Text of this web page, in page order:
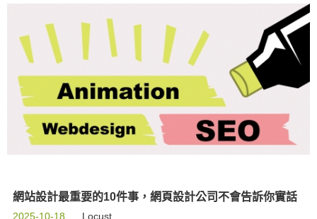
網站設計最重要的10件事，網頁設計公司不會告訴你實話
2025-10-18 Locust